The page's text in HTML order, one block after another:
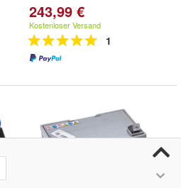
243,99 €
Kostenloser Versand
1